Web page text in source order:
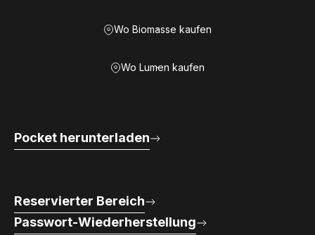
Wo Biomasse kaufen
Wo Lumen kaufen
Pocket herunterladen
Reservierter Bereich
Passwort-Wiederherstellung